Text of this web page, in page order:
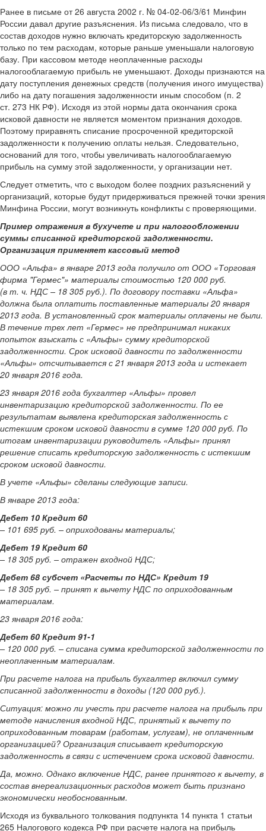
Ранее в письме от 26 августа 2002 г. № 04-02-06/3/61 Минфин
России давал другие разъяснения. Из письма следовало, что в
состав доходов нужно включать кредиторскую задолженность
только по тем расходам, которые раньше уменьшали налоговую
базу. При кассовом методе неоплаченные расходы
налогооблагаемую прибыль не уменьшают. Доходы признаются на
дату поступления денежных средств (получения иного имущества)
либо на дату погашения задолженности иным способом (п. 2
ст. 273 НК РФ). Исходя из этой нормы дата окончания срока
исковой давности не является моментом признания доходов.
Поэтому приравнять списание просроченной кредиторской
задолженности к получению оплаты нельзя. Следовательно,
оснований для того, чтобы увеличивать налогооблагаемую
прибыль на сумму этой задолженности, у организации нет.
Следует отметить, что с выходом более поздних разъяснений у
организаций, которые будут придерживаться прежней точки зрения
Минфина России, могут возникнуть конфликты с проверяющими.
Пример отражения в бухучете и при налогообложении
суммы списанной кредиторской задолженности.
Организация применяет кассовый метод
ООО «Альфа» в январе 2013 года получило от ООО «Торговая
фирма "Гермес"» материалы стоимостью 120 000 руб.
(в т. ч. НДС – 18 305 руб.). По договору поставки «Альфа»
должна была оплатить поставленные материалы 20 января
2013 года. В установленный срок материалы оплачены не были.
В течение трех лет «Гермес» не предпринимал никаких
попыток взыскать с «Альфы» сумму кредиторской
задолженности. Срок исковой давности по задолженности
«Альфы» отсчитывается с 21 января 2013 года и истекает
20 января 2016 года.
23 января 2016 года бухгалтер «Альфы» провел
инвентаризацию кредиторской задолженности. По ее
результатам выявлена кредиторская задолженность с
истекшим сроком исковой давности в сумме 120 000 руб. По
итогам инвентаризации руководитель «Альфы» принял
решение списать кредиторскую задолженность с истекшим
сроком исковой давности.
В учете «Альфы» сделаны следующие записи.
В январе 2013 года:
Дебет 10 Кредит 60
– 101 695 руб. – оприходованы материалы;
Дебет 19 Кредит 60
– 18 305 руб. – отражен входной НДС;
Дебет 68 субсчет «Расчеты по НДС» Кредит 19
– 18 305 руб. – принят к вычету НДС по оприходованным
материалам.
23 января 2016 года:
Дебет 60 Кредит 91-1
– 120 000 руб. – списана сумма кредиторской задолженности по
неоплаченным материалам.
При расчете налога на прибыль бухгалтер включил сумму
списанной задолженности в доходы (120 000 руб.).
Ситуация: можно ли учесть при расчете налога на прибыль при
методе начисления входной НДС, принятый к вычету по
оприходованным товарам (работам, услугам), не оплаченным
организацией? Организация списывает кредиторскую
задолженность в связи с истечением срока исковой давности.
Да, можно. Однако включение НДС, ранее принятого к вычету, в
состав внереализационных расходов может быть признано
экономически необоснованным.
Исходя из буквального толкования подпункта 14 пункта 1 статьи
265 Налогового кодекса РФ при расчете налога на прибыль